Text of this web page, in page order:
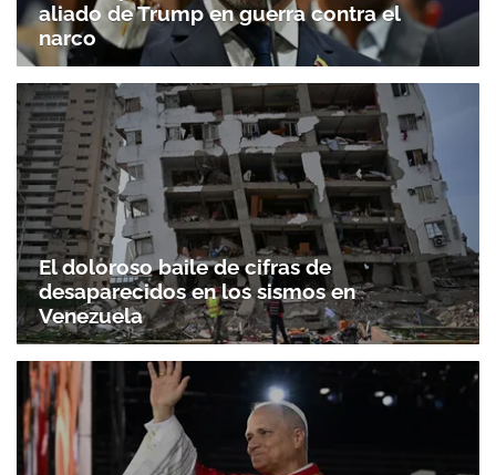
aliado de Trump en guerra contra el
narco
El doloroso baile de cifras de
desaparecidos en los sismos en
Venezuela